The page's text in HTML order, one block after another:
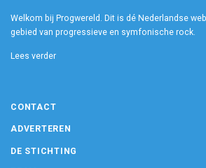
Welkom bij Progwereld. Dit is dé Nederlandse
gebied van progressieve en symfonische rock.
Lees verder
CONTACT
ADVERTEREN
DE STICHTING